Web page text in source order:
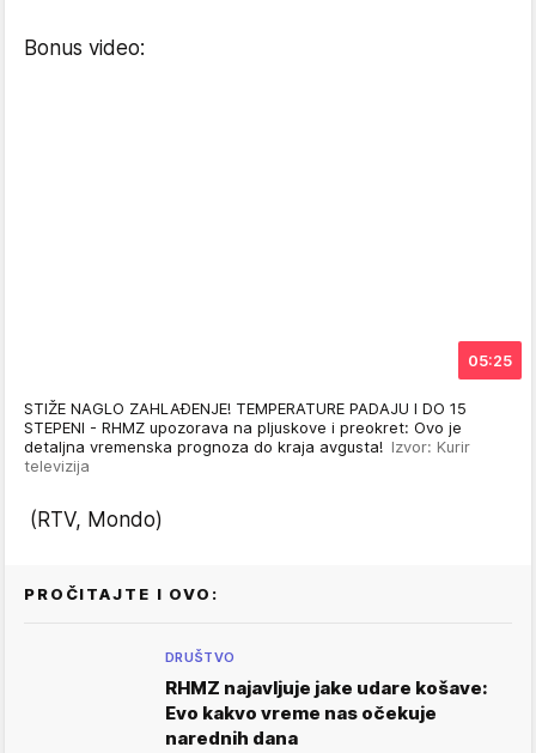
Bonus video:
05:25
STIŽE NAGLO ZAHLAĐENJE! TEMPERATURE PADAJU I DO 15
STEPENI - RHMZ upozorava na pljuskove i preokret: Ovo je
detaljna vremenska prognoza do kraja avgusta! Izvor: Kurir
televizija
(RTV, Mondo)
PROČITAJTE I OVO:
DRUŠTVO
RHMZ najavljuje jake udare košave:
Evo kakvo vreme nas očekuje
narednih dana